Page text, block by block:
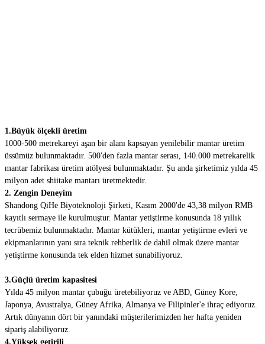
1.Büyük ölçekli üretim
1000-500 metrekareyi aşan bir alanı kapsayan yenilebilir mantar üretim
üssümüz bulunmaktadır. 500'den fazla mantar serası, 140.000 metrekarelik
mantar fabrikası üretim atölyesi bulunmaktadır. Şu anda şirketimiz yılda 45
milyon adet shiitake mantarı üretmektedir.
2. Zengin Deneyim
Shandong QiHe Biyoteknoloji Şirketi, Kasım 2000'de 43,38 milyon RMB
kayıtlı sermaye ile kurulmuştur. Mantar yetiştirme konusunda 18 yıllık
tecrübemiz bulunmaktadır. Mantar kütükleri, mantar yetiştirme evleri ve
ekipmanlarının yanı sıra teknik rehberlik de dahil olmak üzere mantar
yetiştirme konusunda tek elden hizmet sunabiliyoruz.
3.Güçlü üretim kapasitesi
Yılda 45 milyon mantar çubuğu üretebiliyoruz ve ABD, Güney Kore,
Japonya, Avustralya, Güney Afrika, Almanya ve Filipinler'e ihraç ediyoruz.
Artık dünyanın dört bir yanındaki müşterilerimizden her hafta yeniden
sipariş alabiliyoruz.
4.Yüksek getirili